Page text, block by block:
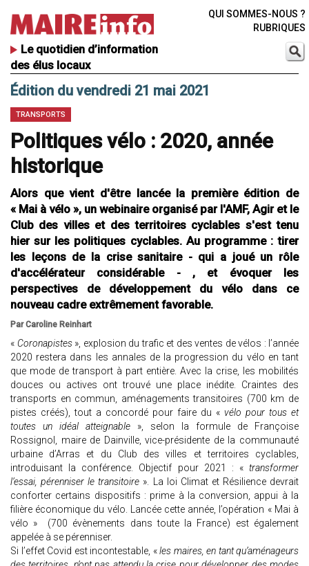
Le quotidien d’information
des élus locaux
QUI SOMMES-NOUS ?
RUBRIQUES
Édition du vendredi 21 mai 2021
TRANSPORTS
Politiques vélo : 2020, année
historique
Alors que vient d'être lancée la première édition de
« Mai à vélo », un webinaire organisé par l'AMF, Agir et le
Club des villes et des territoires cyclables s'est tenu
hier sur les politiques cyclables. Au programme : tirer
les leçons de la crise sanitaire - qui a joué un rôle
d'accélérateur considérable - , et évoquer les
perspectives de développement du vélo dans ce
nouveau cadre extrêmement favorable.
Par Caroline Reinhart
« Coronapistes », explosion du trafic et des ventes de vélos : l’année
2020 restera dans les annales de la progression du vélo en tant
que mode de transport à part entière. Avec la crise, les mobilités
douces ou actives ont trouvé une place inédite. Craintes des
transports en commun, aménagements transitoires (700 km de
pistes créés), tout a concordé pour faire du « vélo pour tous et
toutes un idéal atteignable », selon la formule de Françoise
Rossignol, maire de Dainville, vice-présidente de la communauté
urbaine d’Arras et du Club des villes et territoires cyclables,
introduisant la conférence. Objectif pour 2021 : « transformer
l’essai, pérenniser le transitoire ». La loi Climat et Résilience devrait
conforter certains dispositifs : prime à la conversion, appui à la
filière économique du vélo. Lancée cette année, l’opération « Mai à
vélo » (700 évènements dans toute la France) est également
appelée à se pérenniser.
Si l’effet Covid est incontestable, «les maires, en tant qu’aménageurs